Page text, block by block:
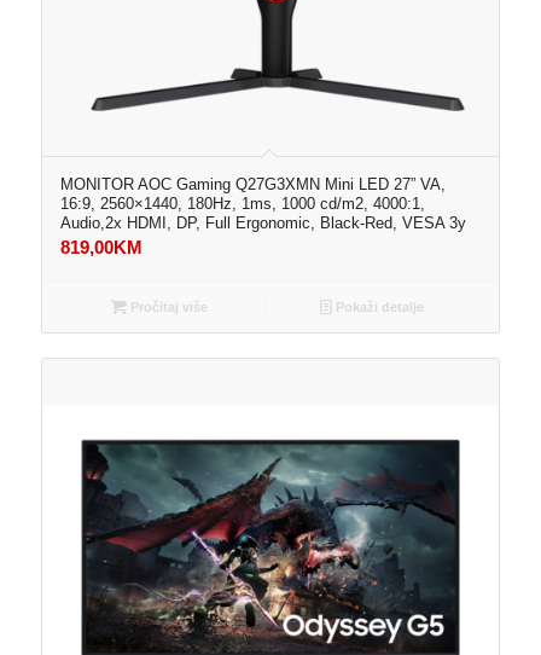
MONITOR AOC Gaming Q27G3XMN Mini LED 27” VA,
16:9, 2560×1440, 180Hz, 1ms, 1000 cd/m2, 4000:1,
Audio,2x HDMI, DP, Full Ergonomic, Black-Red, VESA 3y
819,00KM
Pročitaj više Pokaži detalje